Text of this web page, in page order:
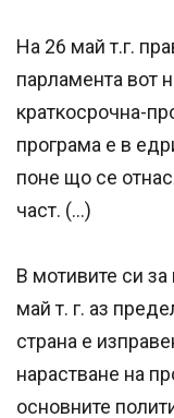
На 26 май т.г.
парламента вот
краткосрочна-
програма е в
поне що се
част. (…)
В мотивите си
май т. г. аз
страна е
нарастване на
основните